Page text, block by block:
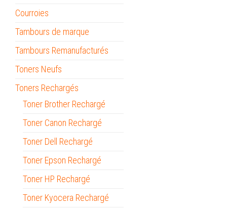
Courroies
Tambours de marque
Tambours Remanufacturés
Toners Neufs
Toners Rechargés
Toner Brother Rechargé
Toner Canon Rechargé
Toner Dell Rechargé
Toner Epson Rechargé
Toner HP Rechargé
Toner Kyocera Rechargé